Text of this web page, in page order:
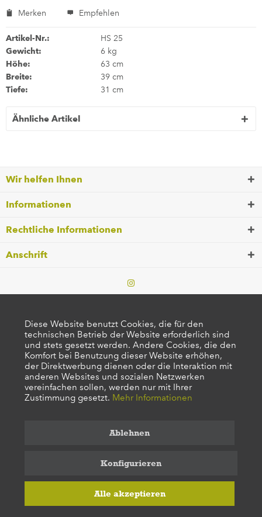
Merken Empfehlen
Artikel-Nr.: HS 25
Gewicht: 6 kg
Höhe: 63 cm
Breite: 39 cm
Tiefe: 31 cm
Ähnliche Artikel
Wir helfen Ihnen
Informationen
Rechtliche Informationen
Anschrift
Diese Website benutzt Cookies, die für den
technischen Betrieb der Website erforderlich sind
und stets gesetzt werden. Andere Cookies, die den
Komfort bei Benutzung dieser Website erhöhen,
der Direktwerbung dienen oder die Interaktion mit
anderen Websites und sozialen Netzwerken
vereinfachen sollen, werden nur mit Ihrer
Zustimmung gesetzt. Mehr Informationen
Alle akzeptieren
Konfigurieren
Ablehnen